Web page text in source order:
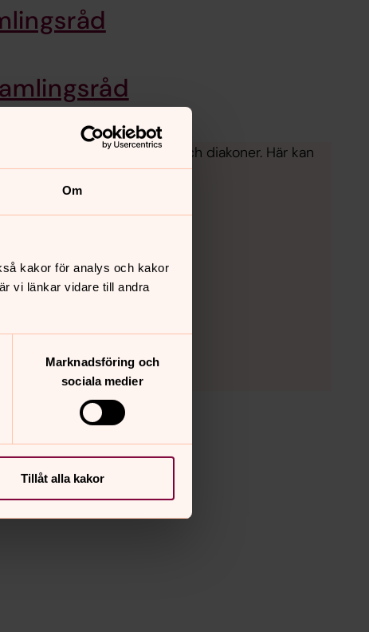
Om
kakor för analys och kakor
vi länkar vidare till andra
Marknadsföring och
sociala medier
Tillåt alla kakor
med biskopar, präster och diakoner. Här kan